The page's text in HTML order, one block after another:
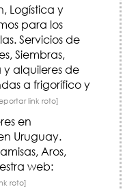
Logística y
para los
Servicios de
Siembras,
y alquileres de
a frigorífico y
link roto]
en
Uruguay.
Aros,
web:
roto]